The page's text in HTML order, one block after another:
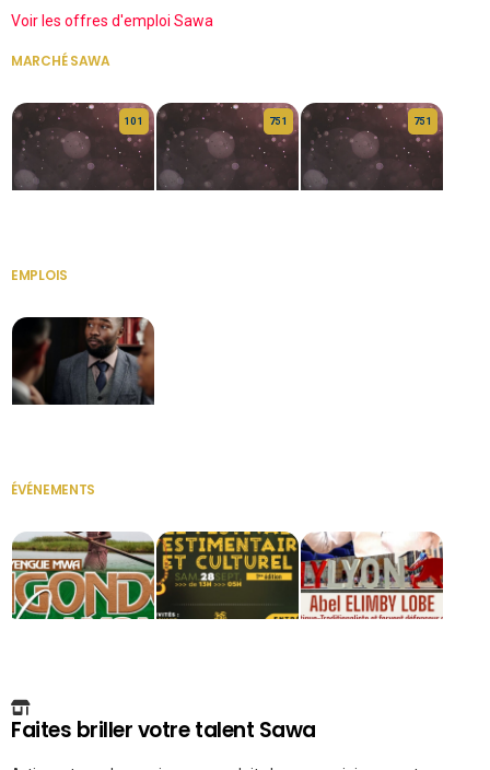
Voir les offres d'emploi Sawa
MARCHÉ SAWA
10 1 75 1 75 1
EMPLOIS
ÉVÉNEMENTS
Faites briller votre talent Sawa